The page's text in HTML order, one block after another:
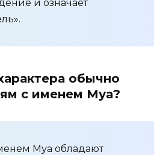
и означает
обычно
с именем Муа?
Муа обладают